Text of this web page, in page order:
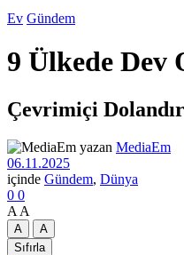
Ev Gündem
9 Ülkede Dev
Çevrimiçi
yazan MediaEm
06.11.2025
içinde Gündem, Dünya
0 0
A A
A
A
Sıfırla